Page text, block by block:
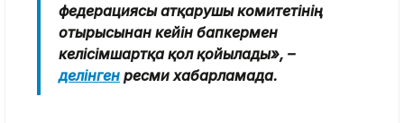
федерациясы атқарушы комитетінің
отырысынан кейін бапкермен
келісімшартқа қол қойылады», –
делінген ресми хабарламада.